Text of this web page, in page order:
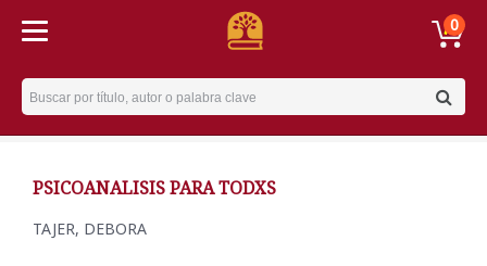
0
Username
PSICOANALISIS PARA TODXS
TAJER, DEBORA